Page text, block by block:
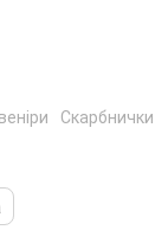
Скарбнички